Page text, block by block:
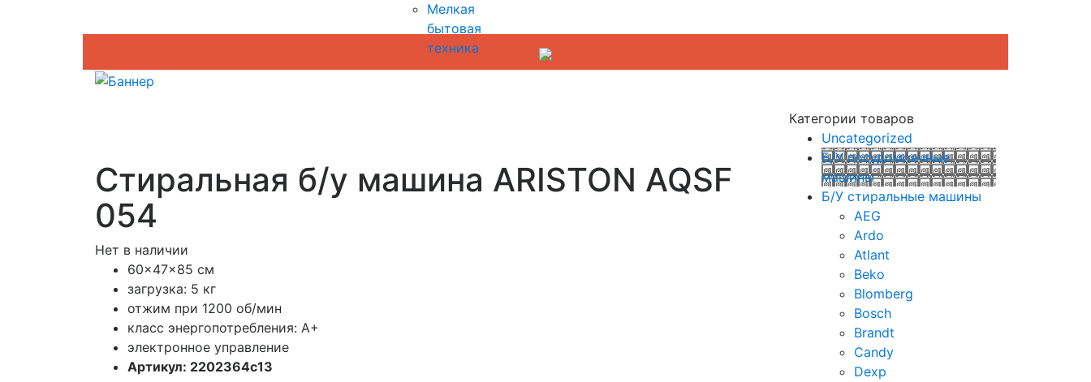
Мелкая
бытовая
техника
Стиральная б/у машина ARISTON AQSF
054
Нет в наличии
60x47x85 см
загрузка: 5 кг
отжим при 1200 об/мин
класс энергопотребления: A+
электронное управление
Артикул: 2202364c13
Категории товаров
Uncategorized
Б/У посудомоечные
машины
Б/У стиральные машины
AEG
Ardo
Atlant
Beko
Blomberg
Bosch
Brandt
Candy
Dexp